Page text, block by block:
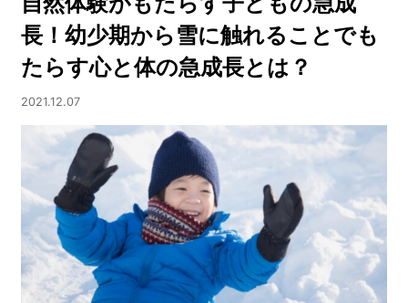
長！幼少期から雪に触れることでも
たらす心と体の急成長とは？
2021.12.07